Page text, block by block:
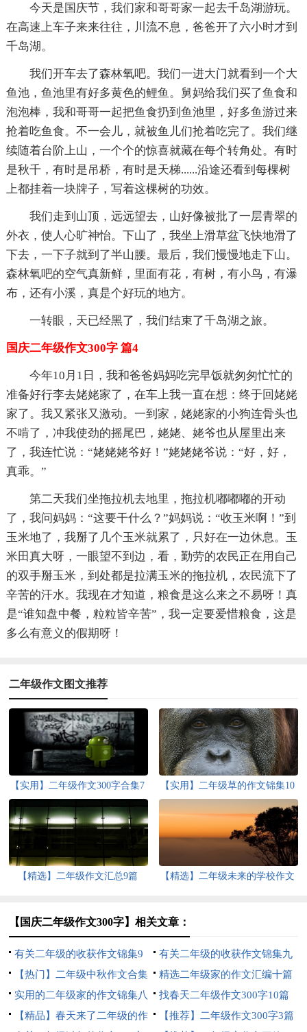
今天是国庆节，我们家和哥哥家一起去千岛湖游玩。
在高速上车子来来往往，川流不息，爸爸开了六小时才到
千岛湖。
我们开车去了森林氧吧。我们一进大门就看到一个大
鱼池，鱼池里有好多黄色的鲤鱼。舅妈给我们买了鱼食和
泡泡棒，我和哥哥一起把鱼食扔到鱼池里，好多鱼游过来
抢着吃鱼食。不一会儿，就被鱼儿们抢着吃完了。我们继
续随着台阶上山，一个个的惊喜就藏在每个转角处。有时
是秋千，有时是吊桥，有时是天梯......沿途还看到每棵树
上都挂着一块牌子，写着这棵树的功效。
我们走到山顶，远远望去，山好像被批了一层青翠的
外衣，使人心旷神怡。下山了，我坐上滑草盆飞快地滑了
下去，一下子就到了半山腰。最后，我们慢慢地走下山。
森林氧吧的空气真新鲜，里面有花，有树，有小鸟，有瀑
布，还有小溪，真是个好玩的地方。
一转眼，天已经黑了，我们结束了千岛湖之旅。
国庆二年级作文300字 篇4
今年10月1日，我和爸爸妈妈吃完早饭就匆匆忙忙的
准备好行李去姥姥家了，在车上我一直在想：终于回姥姥
家了。我又紧张又激动。一到家，姥姥家的小狗连骨头也
不啃了，冲我使劲的摇尾巴，姥姥、姥爷也从屋里出来
了，我连忙说：“姥姥姥爷好！”姥姥姥爷说：“好，好，
真乖。”
第二天我们坐拖拉机去地里，拖拉机嘟嘟嘟的开动
了，我问妈妈：“这要干什么？”妈妈说：“收玉米啊！”到
玉米地了，我掰了几个玉米就累了，只好在一边休息。玉
米田真大呀，一眼望不到边，看，勤劳的农民正在用自己
的双手掰玉米，到处都是拉满玉米的拖拉机，农民流下了
辛苦的汗水。我现在才知道，粮食是这么来之不易呀！真
是“谁知盘中餐，粒粒皆辛苦”，我一定要爱惜粮食，这是
多么有意义的假期呀！
二年级作文图文推荐
【实用】二年级作文300字合集7
篇
【实用】二年级草的作文锦集10
【精选】二年级作文汇总9篇
【精选】二年级未来的学校作文
【国庆二年级作文300字】相关文章：
有关二年级的收获作文锦集9
篇
有关二年级的收获作文锦集九
篇
【热门】二年级中秋作文合集
七篇
精选二年级家的作文汇编十篇
实用的二年级家的作文锦集八
篇
找春天二年级作文300字10篇
【精品】春天来了二年级的作
【推荐】二年级作文300字3篇